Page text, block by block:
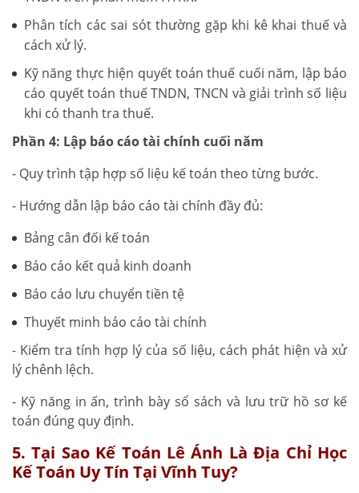
Phân tích các sai sót thường gặp khi kê khai thuế và
cách xử lý.
Kỹ năng thực hiện quyết toán thuế cuối năm, lập báo
cáo quyết toán thuế TNDN, TNCN và giải trình số liệu
khi có thanh tra thuế.
Phần 4: Lập báo cáo tài chính cuối năm
- Quy trình tập hợp số liệu kế toán theo từng bước.
- Hướng dẫn lập báo cáo tài chính đầy đủ:
Bảng cân đối kế toán
Báo cáo kết quả kinh doanh
Báo cáo lưu chuyển tiền tệ
Thuyết minh báo cáo tài chính
- Kiểm tra tính hợp lý của số liệu, cách phát hiện và xử
lý chênh lệch.
- Kỹ năng in ấn, trình bày sổ sách và lưu trữ hồ sơ kế
toán đúng quy định.
5. Tại Sao Kế Toán Lê Ánh Là Địa Chỉ Học
Kế Toán Uy Tín Tại Vĩnh Tuy?